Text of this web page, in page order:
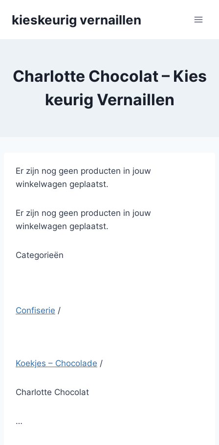
kieskeurig vernaillen
Charlotte Chocolat – Kies
keurig Vernaillen
Er zijn nog geen producten in jouw
winkelwagen geplaatst.
Er zijn nog geen producten in jouw
winkelwagen geplaatst.
Categorieën
Confiserie /
Koekjes – Chocolade /
Charlotte Chocolat
…